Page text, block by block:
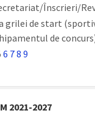
Înscrieri/
grilei de start
de
6 78 9
2021-2027